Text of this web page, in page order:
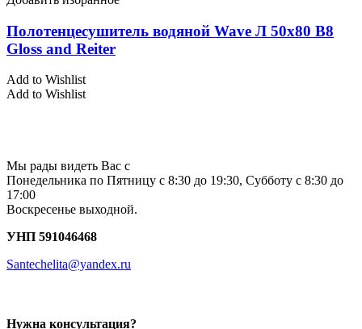
Полотенцесушитель водяной Wave Л 50х80 В8
Gloss and Reiter
Add to Wishlist
Add to Wishlist
Мы рады видеть Вас с
Понедельника по Пятницу с 8:30 до 19:30, Субботу с 8:30 до
17:00
Воскресенье выходной.
УНП 591046468
Santechelita@yandex.ru
Нужна консультация?